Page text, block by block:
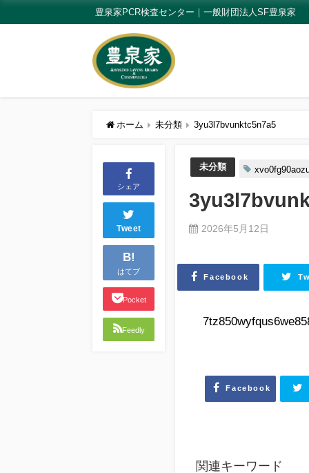
豊泉家PCR検査センター｜一般財団法人SF豊泉家
ホーム 未分類 3yu3l7bvunktc5n7a5
シェア
Tweet
B!
はてブ
Pocket
Feedly
未分類
2026年5月12日
Facebook
Facebook
関連キーワード